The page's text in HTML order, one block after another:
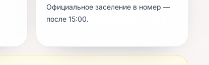
Официальное заселение в номер —
после 15:00.